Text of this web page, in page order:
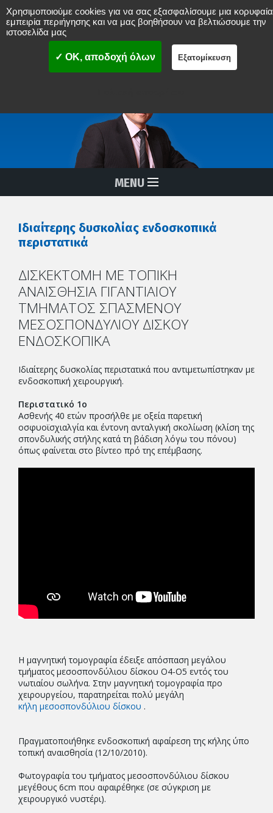
Νικόλαος Δ. Μπενάρδος
ΣΠΟΝΔΥΛΙΚΗΣ ΣΤΗΛΗΣ
MISS
(Ελάχιστα επεμβατική χειρουργική σπονδυλικής στήλης)
Διαδερμικές Αναίμακτες Επεμβάσεις Σπονδυλικής Στήλης
MENU
Ιδιαίτερης δυσκολίας ενδοσκοπικά
περιστατικά
ΔΙΣΚΕΚΤΟΜΗ ΜΕ ΤΟΠΙΚΗ
ΑΝΑΙΣΘΗΣΙΑ ΓΙΓΑΝΤΙΑΙΟΥ
ΤΜΗΜΑΤΟΣ ΣΠΑΣΜΕΝΟΥ
ΜΕΣΟΣΠΟΝΔΥΛΙΟΥ ΔΙΣΚΟΥ
ΕΝΔΟΣΚΟΠΙΚΑ
Ιδιαίτερης δυσκολίας περιστατικά που αντιμετωπίστηκαν με
ενδοσκοπική χειρουργική.
Περιστατικό 1ο
Ασθενής 40 ετών προσήλθε με οξεία παρετική
οσφυοϊσχιαλγία και έντονη ανταλγική σκολίωση (κλίση της
σπονδυλικής στήλης κατά τη βάδιση λόγω του πόνου)
όπως φαίνεται στο βίντεο πρό της επέμβασης.
Η μαγνητική τομογραφία έδειξε απόσπαση μεγάλου
τμήματος μεσοσπονδύλιου δίσκου Ο4-Ο5 εντός του
νωτιαίου σωλήνα. Στην μαγνητική τομογραφία προ
χειρουργείου, παρατηρείται πολύ μεγάλη
κήλη μεσοσπονδύλιου δίσκου .
Πραγματοποιήθηκε ενδοσκοπική αφαίρεση της κήλης ύπο
τοπική αναισθησία (12/10/2010).
Φωτογραφία του τμήματος μεσοσπονδύλιου δίσκου
μεγέθους 6cm που αφαιρέθηκε (σε σύγκριση με
χειρουργικό νυστέρι).
Χρησιμοποιούμε cookies για να σας εξασφαλίσουμε μια κορυφαία
εμπειρία περιήγησης και να μας βοηθήσουν να βελτιώσουμε την
ιστοσελίδα μας
✓ OK, αποδοχή όλων Εξατομίκευση